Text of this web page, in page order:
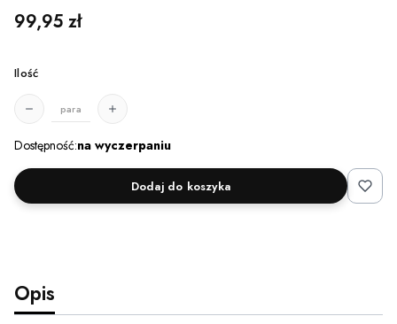
Cena
99,95 zł
Ilość
para
Dostępność:na wyczerpaniu
Dodaj do koszyka
Opis